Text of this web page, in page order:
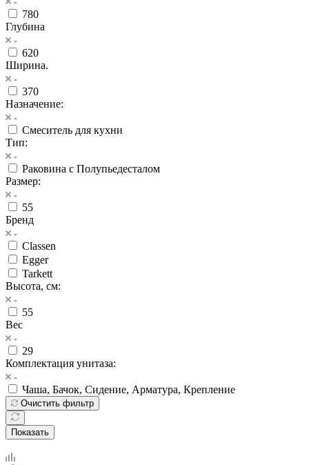
780
Глубина
620
Ширина.
370
Назначение:
Смеситель для кухни
Тип:
Раковина с Полупьедесталом
Размер:
55
Бренд
Classen
Egger
Tarkett
Высота, см:
55
Вес
29
Комплектация унитаза:
Чаша, Бачок, Сидение, Арматура, Крепление
Очистить фильтр
Показать